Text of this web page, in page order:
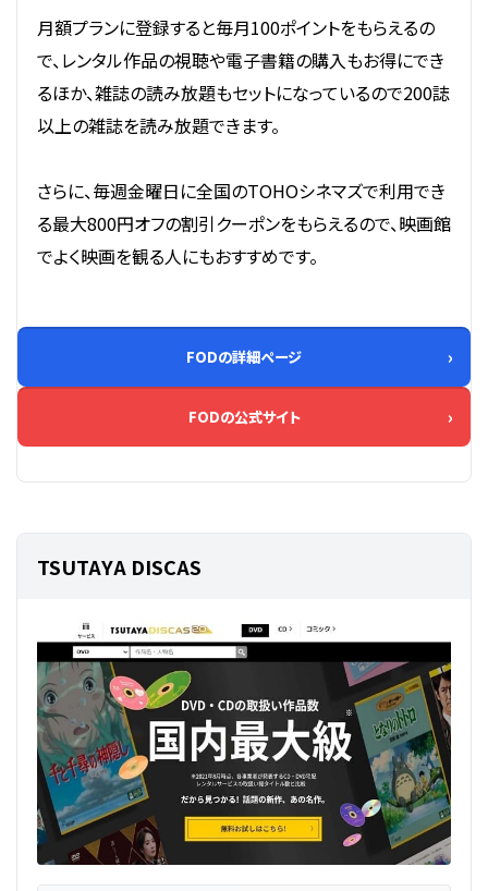
月額プランに登録すると毎月100ポイントをもらえるの
で、レンタル作品の視聴や電子書籍の購入もお得にでき
るほか、雑誌の読み放題もセットになっているので200誌
以上の雑誌を読み放題できます。
さらに、毎週金曜日に全国のTOHOシネマズで利用でき
る最大800円オフの割引クーポンをもらえるので、映画館
でよく映画を観る人にもおすすめです。
FODの詳細ページ
FODの公式サイト
TSUTAYA DISCAS